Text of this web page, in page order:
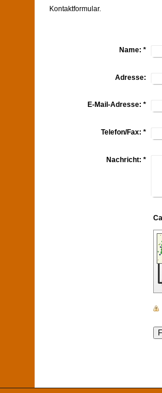
Kontaktformular.
Name: *
Adresse:
E-Mail-Adresse: *
Telefon/Fax: *
Nachricht: *